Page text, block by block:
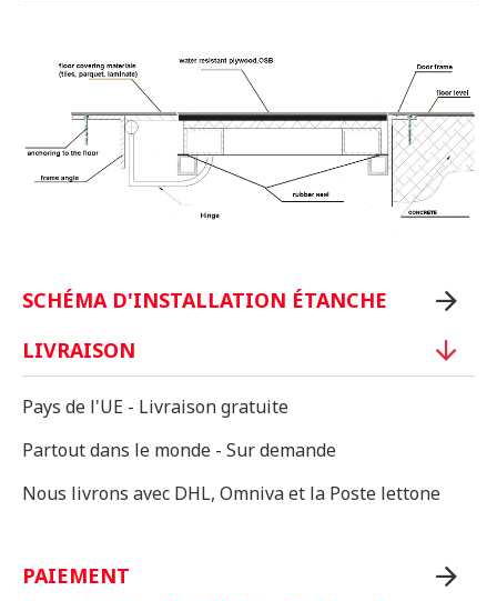
SCHÉMA D'INSTALLATION ÉTANCHE
LIVRAISON
Pays de l'UE - Livraison gratuite
Partout dans le monde - Sur demande
Nous livrons avec DHL, Omniva et la Poste lettone
PAIEMENT